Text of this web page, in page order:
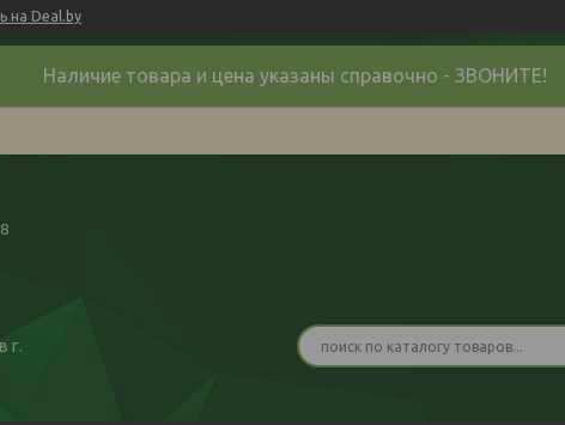
на Deal.by
Наличие товара и цена указаны справочно - ЗВОНИТЕ!
г.